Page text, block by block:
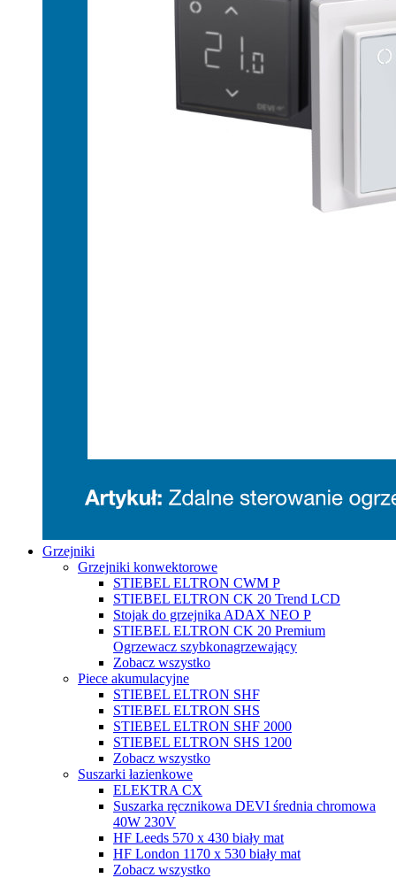
Grzejniki
Grzejniki konwektorowe
STIEBEL ELTRON CWM P
STIEBEL ELTRON CK 20 Trend LCD
Stojak do grzejnika ADAX NEO P
STIEBEL ELTRON CK 20 Premium
Ogrzewacz szybkonagrzewający
Zobacz wszystko
Piece akumulacyjne
STIEBEL ELTRON SHF
STIEBEL ELTRON SHS
STIEBEL ELTRON SHF 2000
STIEBEL ELTRON SHS 1200
Zobacz wszystko
Suszarki łazienkowe
ELEKTRA CX
Suszarka ręcznikowa DEVI średnia chromowa
40W 230V
HF Leeds 570 х 430 biały mat
HF London 1170 х 530 biały mat
Zobacz wszystko